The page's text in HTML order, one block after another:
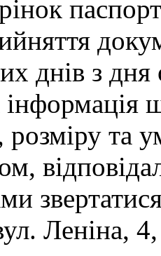
днів з
інформація
розміру та
Леніна,